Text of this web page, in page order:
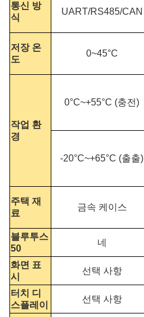
통신 방
식
UART/RS485/CAN
저장 온
도
0~45°C
작업 환
경
0°C~+55°C (충전)
-20°C~+65°C (출출)
주택 재
료
금속 케이스
블루투스
50
네
화면 표
시
선택 사항
터치 디
스플레이
선택 사항